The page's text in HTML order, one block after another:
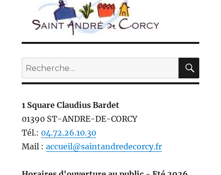
Recherche
pour :
1 Square Claudius Bardet
01390 ST-ANDRE-DE-CORCY
Tél.: 04.72.26.10.30
Mail : accueil@saintandredecorcy.fr